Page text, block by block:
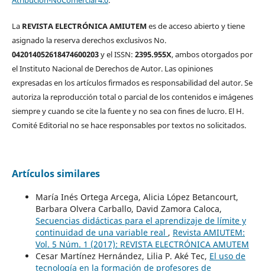
La REVISTA ELECTRÓNICA AMIUTEM es de acceso abierto y tiene
asignado la reserva derechos exclusivos No.
042014052618474600203y el ISSN: 2395.955X, ambos otorgados por
el Instituto Nacional de Derechos de Autor. Las opiniones
expresadas en los artículos firmados es responsabilidad del autor. Se
autoriza la reproducción total o parcial de los contenidos e imágenes
siempre y cuando se cite la fuente y no sea con fines de lucro. El H.
Comité Editorial no se hace responsables por textos no solicitados.
Artículos similares
María Inés Ortega Arcega, Alicia López Betancourt,
Barbara Olvera Carballo, David Zamora Caloca,
Secuencias didácticas para el aprendizaje de límite y
continuidad de una variable real , Revista AMIUTEM:
Vol. 5 Núm. 1 (2017): REVISTA ELECTRÓNICA AMUTEM
Cesar Martínez Hernández, Lilia P. Aké Tec, El uso de
tecnología en la formación de profesores de